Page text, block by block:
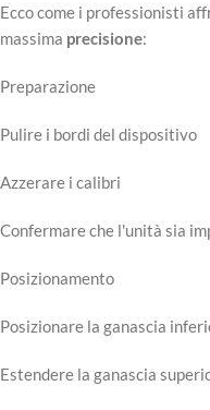
Ecco come i professionisti
massima precisione:
Preparazione
Pulire i bordi del dispositivo
Azzerare i calibri
Confermare che l'unità sia
Posizionamento
Posizionare la ganascia
Estendere la ganascia